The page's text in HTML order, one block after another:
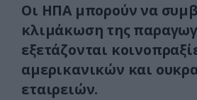
Οι ΗΠΑ μπορούν να
κλιμάκωση της
εξετάζονται
αμερικανικών και
εταιρειών.